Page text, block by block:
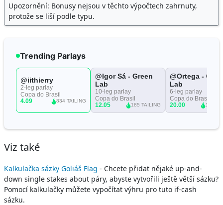
Upozornění: Bonusy nejsou v těchto výpočtech zahrnuty,
protože se liší podle typu.
Viz také
Kalkulačka sázky Goliáš Flag - Chcete přidat nějaké up-and-
down single stakes about páry, abyste vytvořili ještě větší sázku?
Pomocí kalkulačky můžete vypočítat výhru pro tuto if-cash
sázku.